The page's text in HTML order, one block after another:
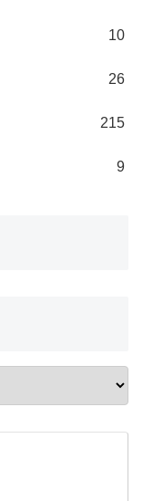
10
26
215
9